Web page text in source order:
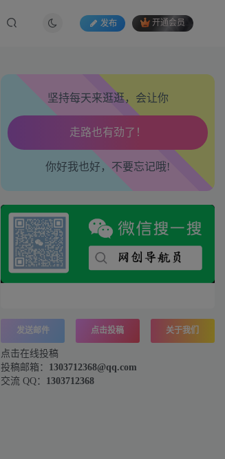
发布 开通会员
坚持每天来逛逛，会让你
心情也舒畅了！
走路也有劲了！
腿也不痛了！
腰也不酸了！
工作也轻松了！
你好我也好，不要忘记哦!
发送邮件 点击投稿 关于我们
点击在线投稿
投稿邮箱： 1303712368@qq.com
交流 QQ： 1303712368